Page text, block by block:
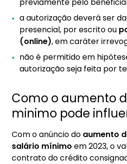
a autorização deverá ser
presencial, por escrito ou
(online), em caráter
não é permitido em
autorização seja feita por
Como o aumento
minimo pode
Com o anúncio do aumento
salário mínimo em 2023, o
contrato do crédito